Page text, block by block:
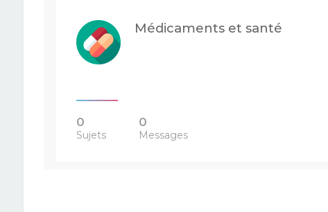
Médicaments et santé
0
Sujets
0
Messages